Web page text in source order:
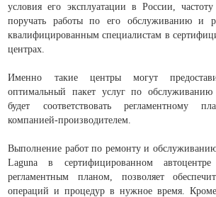
условия его эксплуатации в России,
поручать работы по его обслуживанию и
квалифицированным специалистам в
центрах.
Именно такие центры могут
оптимальный пакет услуг по
будет соответствовать регламентному
компанией-производителем.
Выполнение работ по ремонту и
Laguna в сертифицированном
регламентным планом, позволяет
операций и процедур в нужное время.